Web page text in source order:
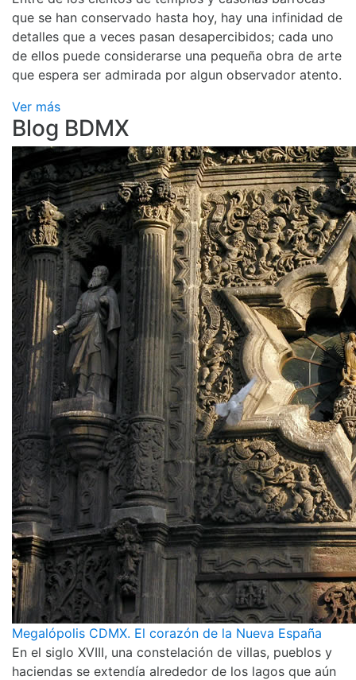
que se han conservado hasta hoy, hay una infinidad de
detalles que a veces pasan desapercibidos; cada uno
de ellos puede considerarse una pequeña obra de arte
que espera ser admirada por algun observador atento.
Ver más
Blog BDMX
Megalópolis CDMX. El corazón de la Nueva España
En el siglo XVIII, una constelación de villas, pueblos y
haciendas se extendía alrededor de los lagos que aún